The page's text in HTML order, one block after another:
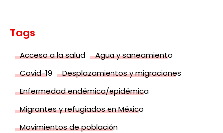
Tags
Acceso a la salud
Agua y saneamiento
Covid-19
Desplazamientos y migraciones
Enfermedad endémica/epidémica
Migrantes y refugiados en México
Movimientos de población